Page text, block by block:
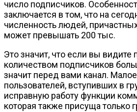
число подписчиков.
заключается в том, что на
численность людей,
может превышать 200 тыс.
Это значит, что если вы видите
количеством подписчиков
значит перед вами канал.
пользователей, вступивших в
исправную работу функции
которая также присуща только